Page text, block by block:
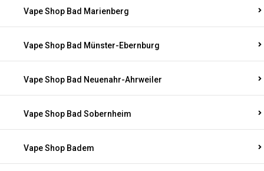
Vape Shop Bad Marienberg
Vape Shop Bad Münster-Ebernburg
Vape Shop Bad Neuenahr-Ahrweiler
Vape Shop Bad Sobernheim
Vape Shop Badem